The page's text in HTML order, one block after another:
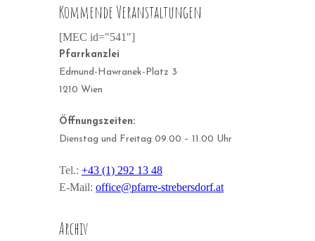
Kommende Veranstaltungen
[MEC id="541"]
Pfarrkanzlei
Edmund-Hawranek-Platz 3
1210 Wien
Öffnungszeiten:
Dienstag und Freitag 09.00 – 11.00 Uhr
Tel.: +43 (1) 292 13 48
E-Mail: office@pfarre-strebersdorf.at
Archiv